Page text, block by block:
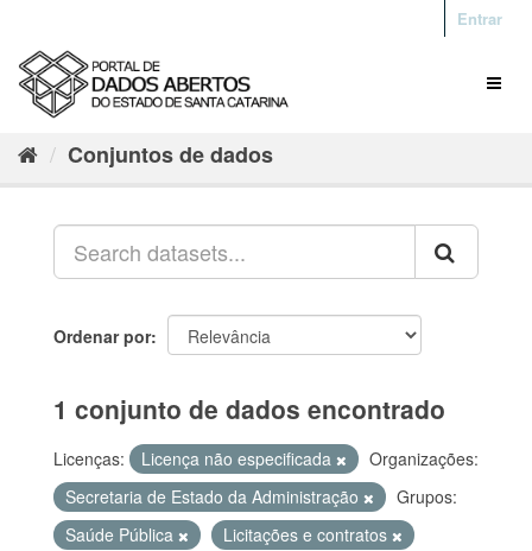
Entrar
Conjuntos de dados
Ordenar por
1 conjunto de dados encontrado
Licenças: Licença não especificada
Organizações:
Secretaria de Estado da Administração
Grupos:
Saúde Pública
Licitações e contratos